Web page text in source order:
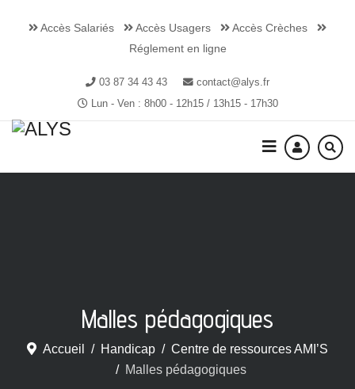
Accès Salariés Accès Usagers
Accès Crèches
Réglement en ligne
03 87 34 43 43
contact@alys.fr
Lun - Ven : 8h00 - 12h15 / 13h15 - 17h30
Malles pédagogiques
Accueil Handicap
Centre de ressources AMI’S
Malles pédagogiques